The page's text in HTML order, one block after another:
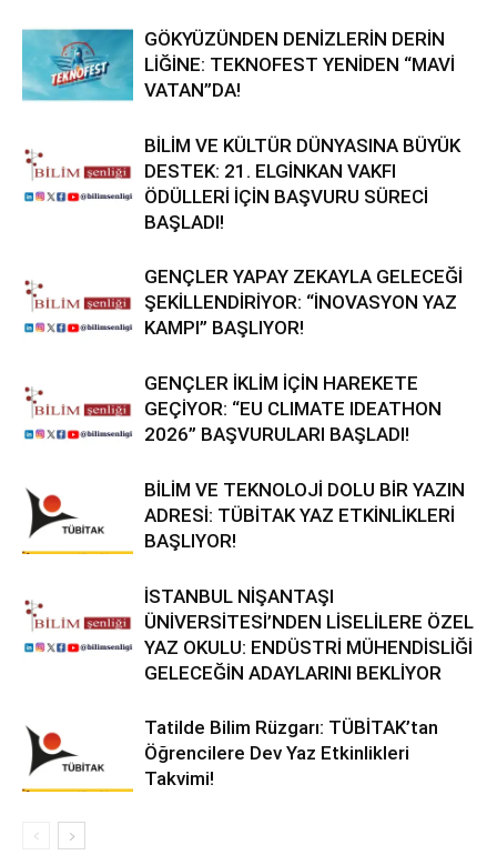
GÖKYÜZÜNDEN DENİZLERİN DERİN
LİĞİNE: TEKNOFEST YENİDEN “MAVİ
VATAN”DA!
BİLİM VE KÜLTÜR DÜNYASINA BÜYÜK
DESTEK: 21. ELGİNKAN VAKFI
ÖDÜLLERİ İÇİN BAŞVURU SÜRECİ
BAŞLADI!
GENÇLER YAPAY ZEKAYLA GELECEĞİ
ŞEKİLLENDİRİYOR: “İNOVASYON YAZ
KAMPI” BAŞLIYOR!
GENÇLER İKLİM İÇİN HAREKETE
GEÇİYOR: “EU CLIMATE IDEATHON
2026” BAŞVURULARI BAŞLADI!
BİLİM VE TEKNOLOJİ DOLU BİR YAZIN
ADRESİ: TÜBİTAK YAZ ETKİNLİKLERİ
BAŞLIYOR!
İSTANBUL NİŞANTAŞI
ÜNİVERSİTESİ’NDEN LİSELİLERE ÖZEL
YAZ OKULU: ENDÜSTRİ MÜHENDİSLİĞİ
GELECEĞİN ADAYLARINI BEKLİYOR
Tatilde Bilim Rüzgarı: TÜBİTAK’tan
Öğrencilere Dev Yaz Etkinlikleri
Takvimi!